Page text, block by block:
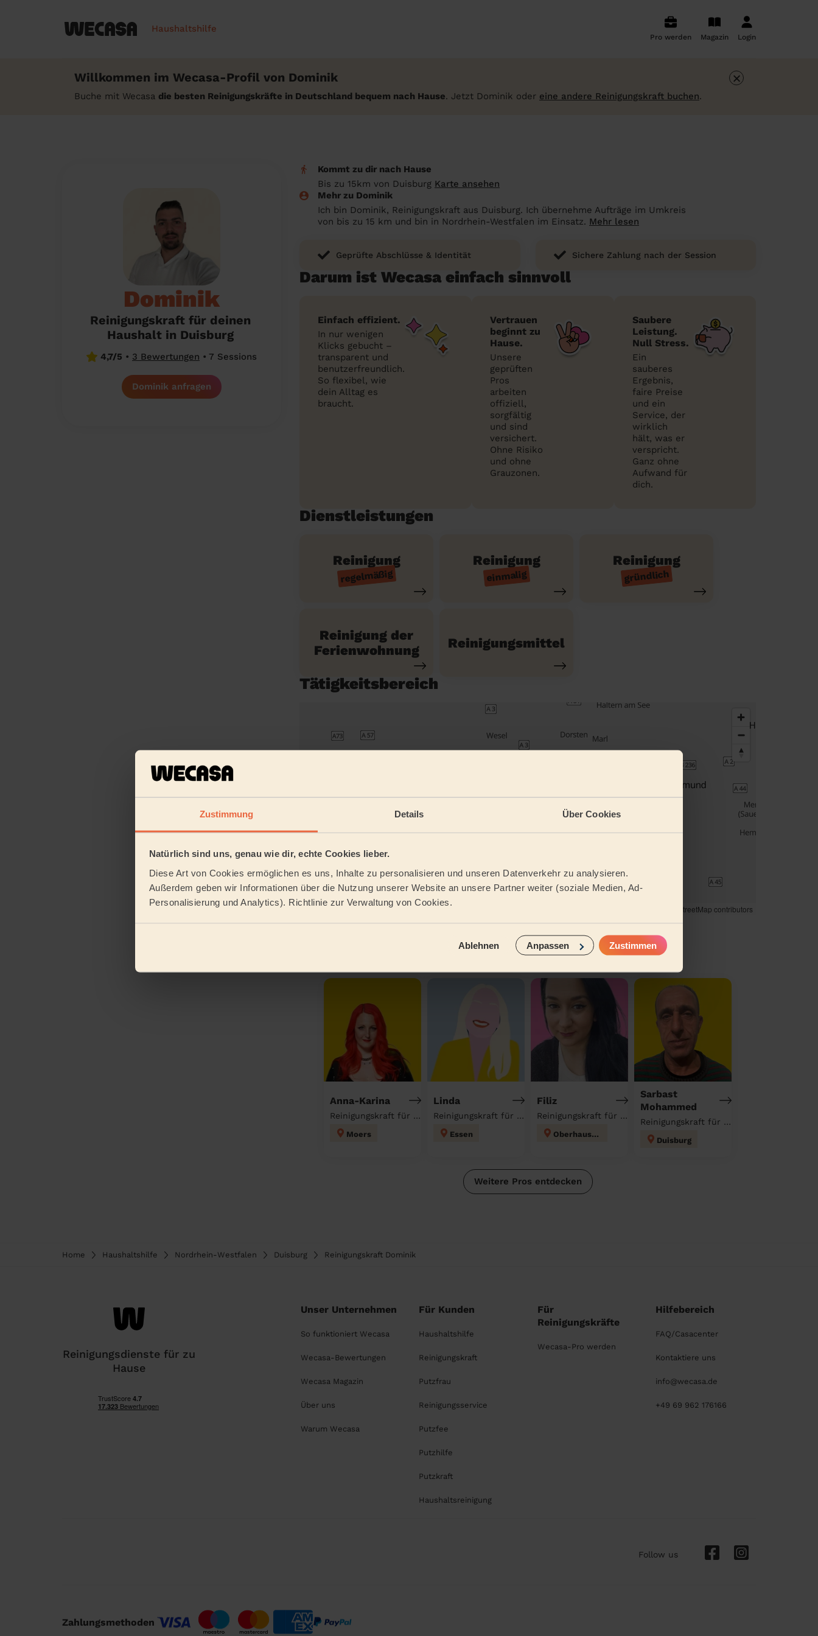
Zustimmung Details Über Cookies
Natürlich sind uns, genau wie dir, echte Cookies lieber.
Diese Art von Cookies ermöglichen es uns, Inhalte zu personalisieren und unseren Datenverkehr zu analysieren.
Außerdem geben wir Informationen über die Nutzung unserer Website an unsere Partner weiter (soziale Medien, Ad-
Personalisierung und Analytics). Richtlinie zur Verwaltung von Cookies.
Ablehnen Anpassen Zustimmen
Haushaltshilfe
Pro werden Magazin Login
Willkommen im Wecasa-Profil von Dominik
Buche mit Wecasa die besten Reinigungskräfte in Deutschland bequem nach Hause. Jetzt Dominik oder eine andere Reinigungskraft buchen.
×
Dominik
Reinigungskraft für deinen
Haushalt in Duisburg
4,7/5 • 3 Bewertungen • 7 Sessions
Dominik anfragen
Kommt zu dir nach Hause
Bis zu 15km von Duisburg Karte ansehen
Mehr zu Dominik
Ich bin Dominik, Reinigungskraft aus Duisburg. Ich übernehme Aufträge im Umkreis
von bis zu 15 km und bin in Nordrhein-Westfalen im Einsatz. Mehr lesen
Geprüfte Abschlüsse & Identität Sichere Zahlung nach der Session
Darum ist Wecasa einfach sinnvoll
Einfach effizient.
In nur wenigen
Klicks gebucht –
transparent und
benutzerfreundlich.
So flexibel, wie
dein Alltag es
braucht.
Vertrauen
beginnt zu
Hause.
Unsere
geprüften
Pros
arbeiten
offiziell,
sorgfältig
und sind
versichert.
Ohne Risiko
und ohne
Grauzonen.
Saubere
Leistung.
Null Stress.
Ein
sauberes
Ergebnis,
faire Preise
und ein
Service, der
wirklich
hält, was er
verspricht.
Ganz ohne
Aufwand für
dich.
Dienstleistungen
Reinigung
regelmäßig
Reinigung
einmalig
Reinigung
gründlich
Reinigung der
Ferienwohnung
Reinigungsmittel
Tätigkeitsbereich
© OpenStreetMap contributors
An meine Adresse buchen
Anna-Karina
Reinigungskraft für deinen Haushalt
Moers
Linda
Reinigungskraft für deinen Haushalt
Essen
Filiz
Reinigungskraft für deinen Haushalt
Oberhausen
Sarbast
Mohammed
Reinigungskraft für deinen Haushalt
Duisburg
Weitere Pros entdecken
Home Haushaltshilfe Nordrhein-Westfalen Duisburg Reinigungskraft Dominik
Reinigungsdienste für zu
Hause
Unser Unternehmen
So funktioniert Wecasa
Wecasa-Bewertungen
Wecasa Magazin
Über uns
Warum Wecasa
Für Kunden
Haushaltshilfe
Reinigungskraft
Putzfrau
Reinigungsservice
Putzfee
Putzhilfe
Putzkraft
Haushaltsreinigung
Für
Reinigungskräfte
Wecasa-Pro werden
Hilfebereich
FAQ/Casacenter
Kontaktiere uns
info@wecasa.de
+49 69 962 176166
Follow us
Zahlungsmethoden